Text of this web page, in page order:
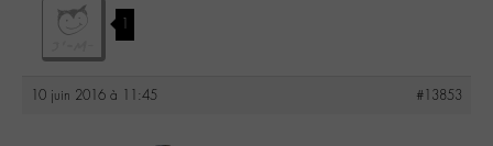
1
10 juin 2016 à 11:45 #13853